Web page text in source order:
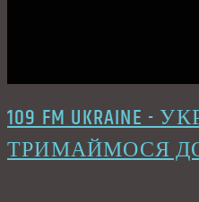
109 FM UKRAINE -
ТРИМАЙМОСЯ